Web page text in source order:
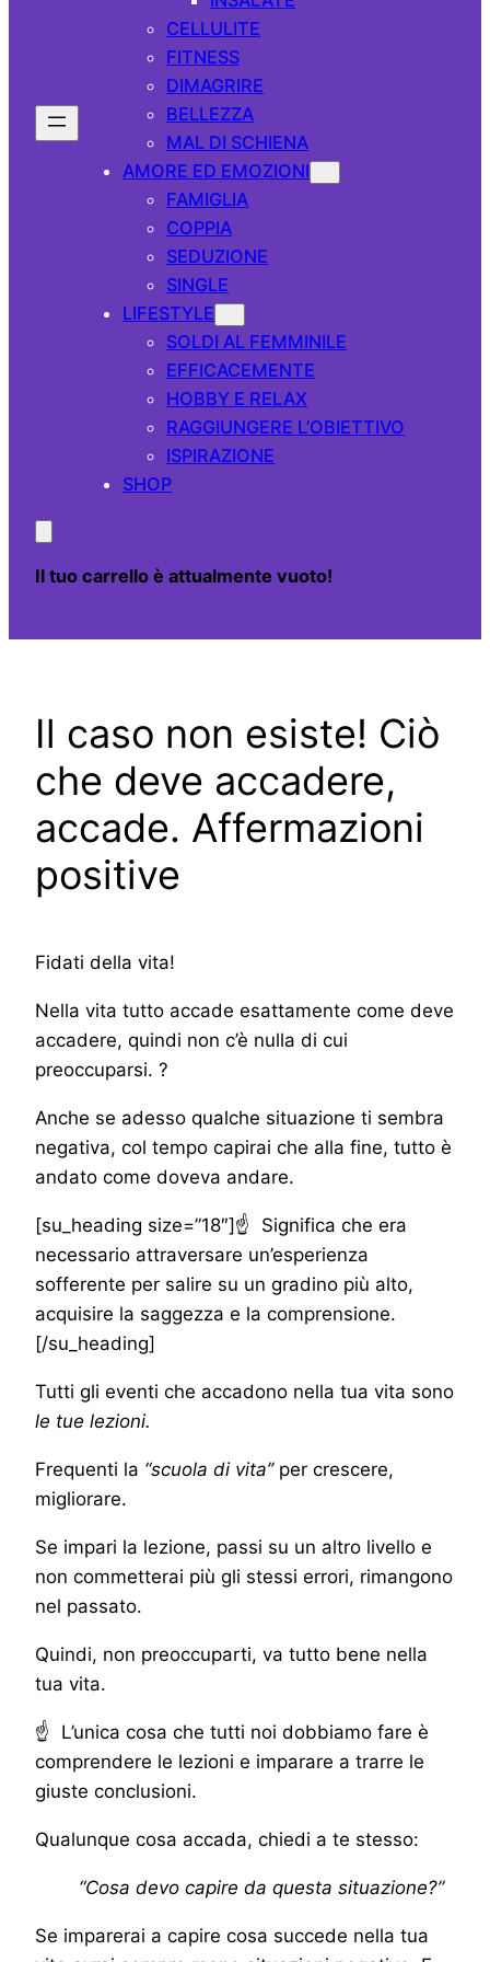
CELLULITE
FITNESS
DIMAGRIRE
BELLEZZA
MAL DI SCHIENA
AMORE ED EMOZIONI
FAMIGLIA
COPPIA
SEDUZIONE
SINGLE
LIFESTYLE
SOLDI AL FEMMINILE
EFFICACEMENTE
HOBBY E RELAX
RAGGIUNGERE L’OBIETTIVO
ISPIRAZIONE
SHOP
Il tuo carrello è attualmente vuoto!
Il caso non esiste! Ciò
che deve accadere,
accade. Affermazioni
positive
Fidati della vita!
Nella vita tutto accade esattamente come deve
accadere, quindi non c’è nulla di cui
preoccuparsi. ?
Anche se adesso qualche situazione ti sembra
negativa, col tempo capirai che alla fine, tutto è
andato come doveva andare.
[su_heading size=”18″]☝ Significa che era
necessario attraversare un’esperienza
sofferente per salire su un gradino più alto,
acquisire la saggezza e la comprensione.
[/su_heading]
Tutti gli eventi che accadono nella tua vita sono
le tue lezioni.
Frequenti la “scuola di vita”per crescere,
migliorare.
Se impari la lezione, passi su un altro livello e
non commetterai più gli stessi errori, rimangono
nel passato.
Quindi, non preoccuparti, va tutto bene nella
tua vita.
☝ L’unica cosa che tutti noi dobbiamo fare è
comprendere le lezioni e imparare a trarre le
giuste conclusioni.
Qualunque cosa accada, chiedi a te stesso:
“Cosa devo capire da questa situazione?”
Se imparerai a capire cosa succede nella tua